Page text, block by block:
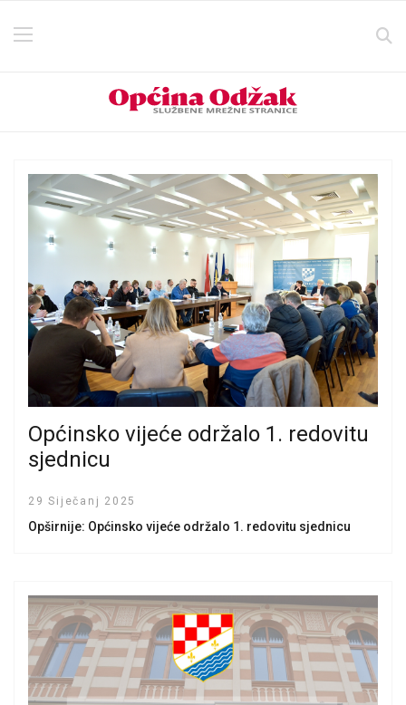
Općinsko vijeće održalo 1. redovitu
sjednicu
29 Siječanj 2025
Opširnije: Općinsko vijeće održalo 1. redovitu sjednicu